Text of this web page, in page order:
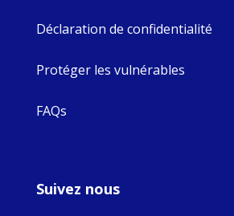
Déclaration de confidentialité
Protéger les vulnérables
FAQs
Suivez nous